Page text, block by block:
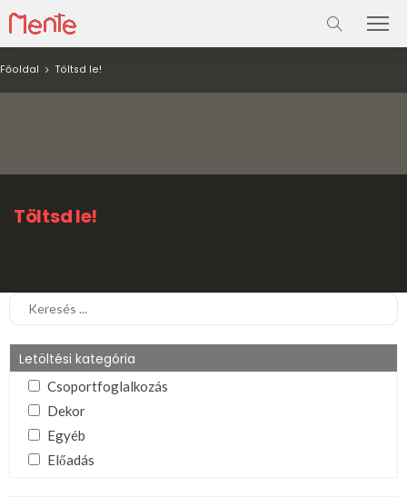
Főoldal Töltsd le!
Töltsd le!
Letöltési kategória
Csoportfoglalkozás
Dekor
Egyéb
Előadás